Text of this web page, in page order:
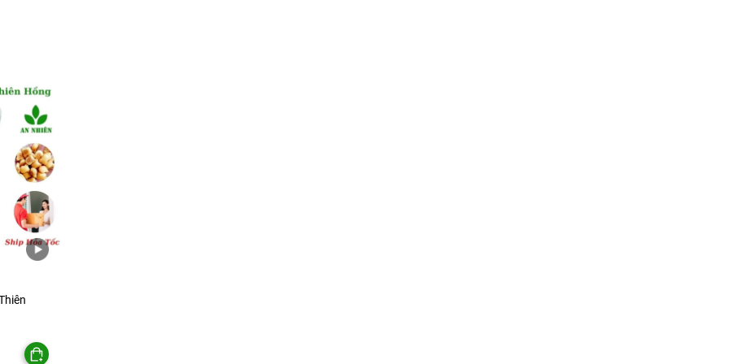
hợp thêm vài loại trái cây tươi hoặc đồ uống mát để tiếp khách gọn
các loại snack như khoai tây que, bánh quy mặn… để tạo khay ăn vặt
người thân, đồng nghiệp trong các dịp họp mặt, lễ tết.
250gr